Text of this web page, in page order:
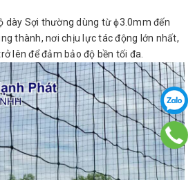
dày Sợi thường dùng từ ϕ3.0mm đến
thành, nơi chịu lực tác động lớn nhất,
lên để đảm bảo độ bền tối đa.